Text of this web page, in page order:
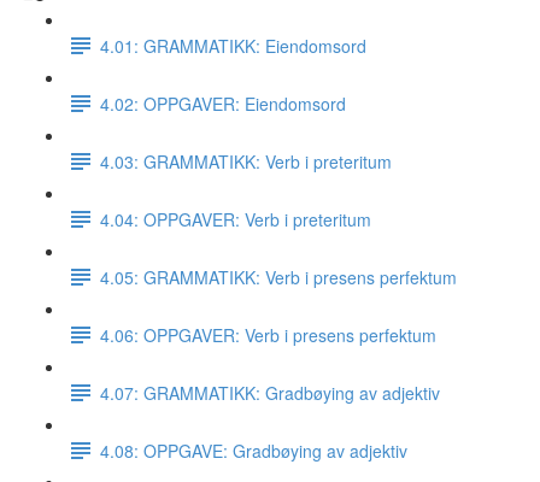
4.01: GRAMMATIKK: Eiendomsord
4.02: OPPGAVER: Eiendomsord
4.03: GRAMMATIKK: Verb i preteritum
4.04: OPPGAVER: Verb i preteritum
4.05: GRAMMATIKK: Verb i presens perfektum
4.06: OPPGAVER: Verb i presens perfektum
4.07: GRAMMATIKK: Gradbøying av adjektiv
4.08: OPPGAVE: Gradbøying av adjektiv